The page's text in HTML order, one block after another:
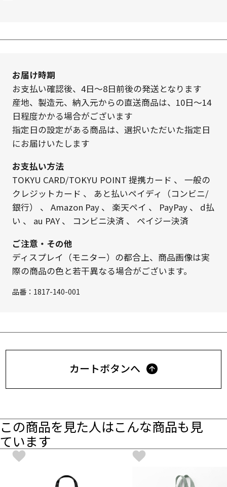
お届け時期
お支払い確認後、4日～8日前後の発送となります
産地、製造元、納入元からの直送商品は、10日～14
日程度かかる場合がございます
指定日の設定がある商品は、選択いただいた指定日
にお届けいたします
お支払い方法
TOKYU CARD/TOKYU POINT 提携カード 、 一般の
クレジットカード 、 あと払いペイディ（コンビニ/
銀行）
、 Amazon Pay、 楽天ペイ 、 PayPay、 d払
い 、 au PAY、 コンビニ決済 、 ペイジー決済
ご注意・その他
ディスプレイ（モニター）の都合上、商品画像は実
際の商品の色と若干異なる場合がございます。
品番： 1817-140-001
カートボタンへ
この商品を見た人はこんな商品も見
ています